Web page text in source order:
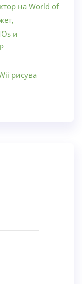
на World of
и
рисува